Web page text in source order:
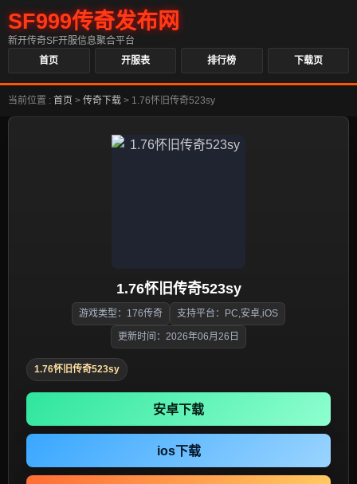
SF999传奇发布网
新开传奇SF开服信息聚合平台
首页
开服表 排行榜 下载页
当前位置 : 首页 > 传奇下载 > 1.76怀旧传奇523sy
1.76怀旧传奇523sy
游戏类型：176传奇 支持平台：PC,安卓,iOS
更新时间：2026年06月26日
1.76怀旧传奇523sy
安卓下载
ios下载